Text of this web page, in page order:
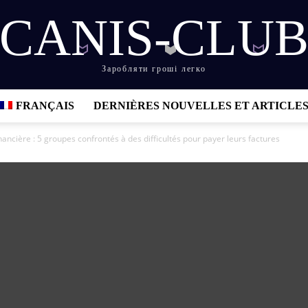
CANIS-CLUB
Заробляти гроші легко
FRANÇAIS DERNIÈRES NOUVELLES ET ARTICLES
: 5 groupes confrontés à des difficultés pour payer leurs factures